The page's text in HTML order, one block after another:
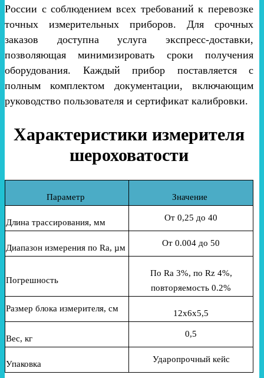
России с соблюдением всех требований к перевозке
точных измерительных приборов. Для срочных
заказов доступна услуга экспресс-доставки,
позволяющая минимизировать сроки получения
оборудования. Каждый прибор поставляется с
полным комплектом документации, включающим
руководство пользователя и сертификат калибровки.
Характеристики измерителя
шероховатости
Параметр Значение
Длина трассирования, мм От 0,25 до 40
Диапазон измерения по Ra, µм От 0.004 до 50
Погрешность
По Ra 3%, по Rz 4%,
повторяемость 0.2%
Размер блока измерителя, см 12x6x5,5
Вес, кг 0,5
Упаковка Ударопрочный кейс